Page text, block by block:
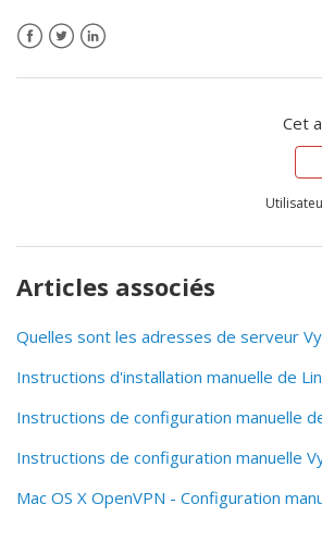
Cet
Articles associés
Quelles sont les adresses de serveur
Instructions d'installation manuelle de
Instructions de configuration manuelle
Instructions de configuration manuelle
Mac OS X OpenVPN - Configuration